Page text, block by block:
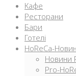
Кафе
Ресторани
Бари
Готелі
HoReCa-
Новини
Pro-